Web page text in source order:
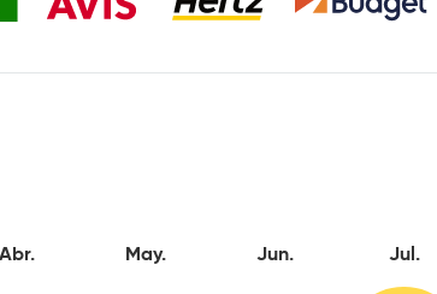
Abr. May. Jun. Jul.